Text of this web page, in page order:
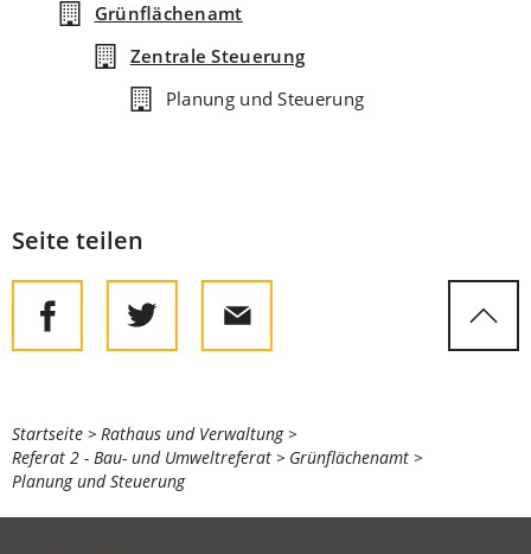
Grünflächenamt
Zentrale Steuerung
Planung und Steuerung
Seite teilen
Sie
befinden
sich
Startseite
Rathaus und Verwaltung
Referat 2 - Bau- und Umweltreferat
Grünflächenamt
Planung und Steuerung